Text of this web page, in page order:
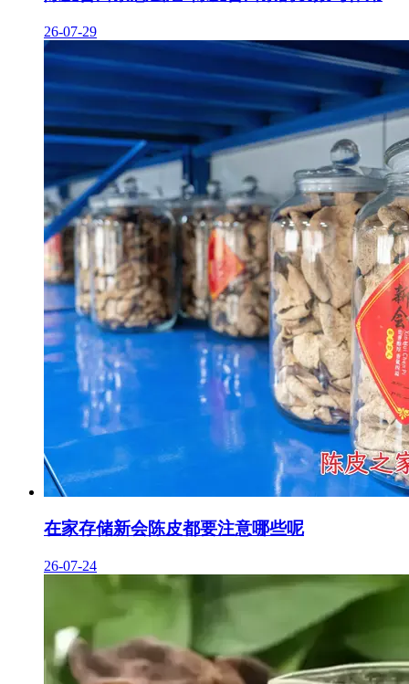
26-07-29
在家存储新会陈皮都要注意哪些呢
26-07-24